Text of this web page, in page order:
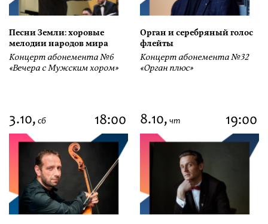
Песни Земли: хоровые
мелодии народов мира
Концерт абонемента №6
«Вечера с Мужским хором»
Орган и серебряный голос
флейты
Концерт абонемента №32
«Орган плюс»
3.10, сб 18:00 8.10, чт 19:00